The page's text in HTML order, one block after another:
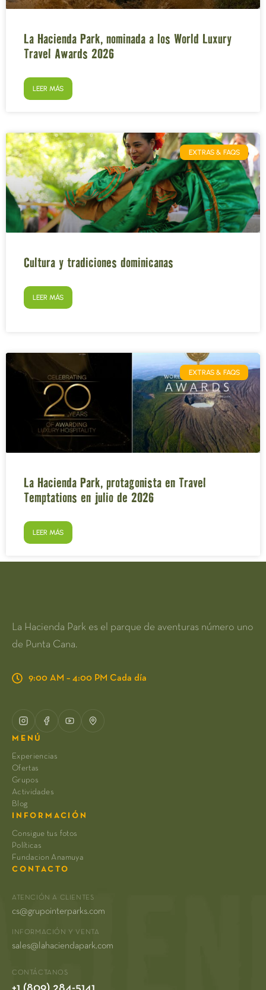
La Hacienda Park, nominada a los World Luxury
Travel Awards 2026
LEER MÁS
EXTRAS & FAQS
Cultura y tradiciones dominicanas
LEER MÁS
EXTRAS & FAQS
La Hacienda Park, protagonista en Travel
Temptations en julio de 2026
LEER MÁS
La Hacienda Park es el parque de aventuras número uno
de Punta Cana.
9:00 AM – 4:00 PM Cada día
MENÚ
Experiencias
Ofertas
Grupos
Actividades
Blog
INFORMACIÓN
Consigue tus fotos
Políticas
Fundacion Anamuya
CONTACTO
ATENCIÓN A CLIENTES
cs@grupointerparks.com
INFORMACIÓN Y VENTA
sales@lahaciendapark.com
CONTÁCTANOS
+1 (809) 284-5141